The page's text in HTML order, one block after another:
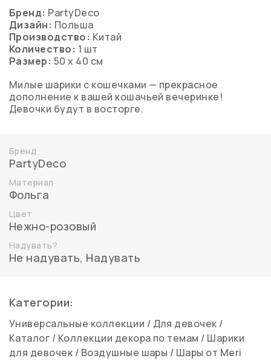
Бренд: PartyDeco
Дизайн: Польша
Производство: Китай
Количество: 1 шт
Размер: 50 х 40 см
Милые шарики с кошечками — прекрасное
дополнение к вашей кошачьей вечеринке!
Девочки будут в восторге.
Бренд
PartyDeco
Материал
Фольга
Цвет
Нежно-розовый
Надувать?
Не надувать, Надувать
Категории:
Универсальные коллекции / Для девочек /
Каталог / Коллекции декора по темам / Шарики
для девочек / Воздушные шары / Шары от Meri